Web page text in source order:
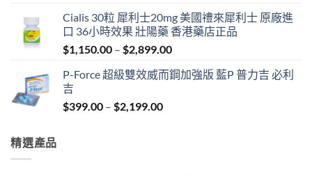
was:
$1,000.00.
is:
$899.00.
Cialis 30粒 犀利士20mg 美國禮來犀利士 原廠進
口 36小時效果 壯陽藥 香港藥店正品
$1,150.00 – $2,899.00Price
$1,150.00
P-Force 超級雙效威而鋼加強版 藍P 普力吉 必利
吉
$399.00 – $2,199.00Price
精選產品